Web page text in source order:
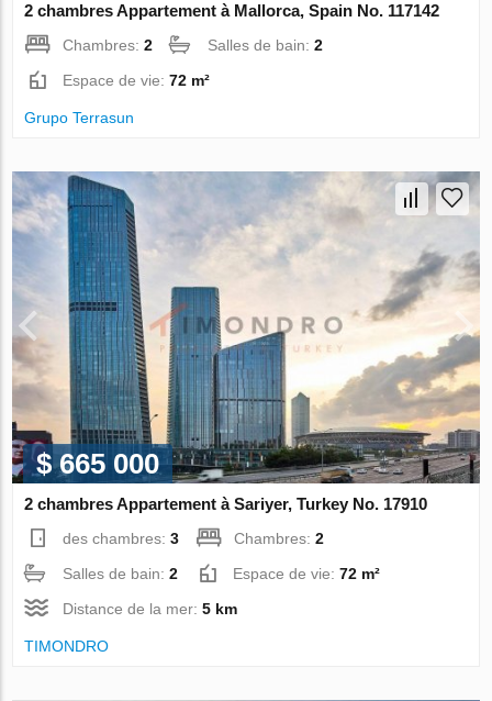
2 chambres Appartement à Mallorca, Spain No. 117142
Chambres:2 Salles de bain:2
Espace de vie:72 m²
Grupo Terrasun
$ 665 000
2 chambres Appartement à Sariyer, Turkey No. 17910
des chambres:3 Chambres:2
Salles de bain:2 Espace de vie:72 m²
Distance de la mer:5 km
TIMONDRO